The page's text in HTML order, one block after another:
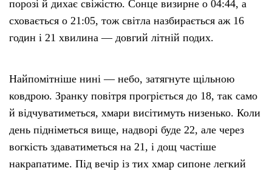
Бюджет
Контакти
порозі й дихає свіжістю. Сонце визирне о 04:44, а
сховається о 21:05, тож світла назбирається аж 16
годин і 21 хвилина — довгий літній подих.
Найпомітніше нині — небо, затягнуте щільною
ковдрою. Зранку повітря прогріється до 18, так само
й відчуватиметься, хмари висітимуть низенько. Коли
день підніметься вище, надворі буде 22, але через
вогкість здаватиметься на 21, і дощ частіше
накрапатиме. Під вечір із тих хмар сипоне легкий